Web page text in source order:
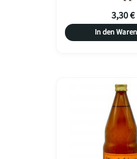
3,30€
In den